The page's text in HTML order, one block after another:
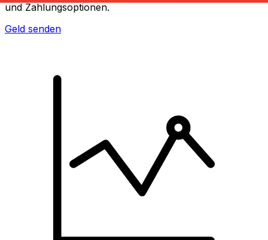
und Zahlungsoptionen.
Geld senden